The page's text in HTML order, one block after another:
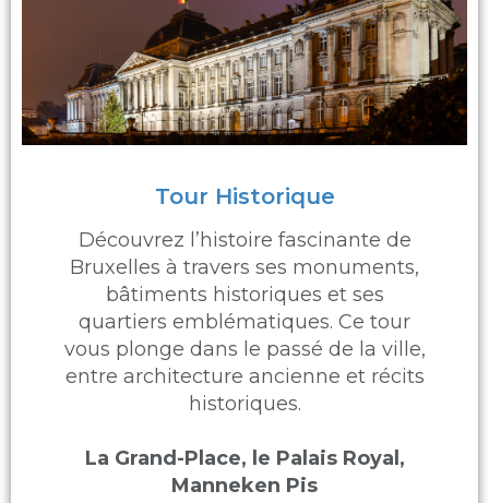
Tour Historique
Découvrez l’histoire fascinante de
Bruxelles à travers ses monuments,
bâtiments historiques et ses
quartiers emblématiques. Ce tour
vous plonge dans le passé de la ville,
entre architecture ancienne et récits
historiques.
La Grand-Place, le Palais Royal,
Manneken Pis